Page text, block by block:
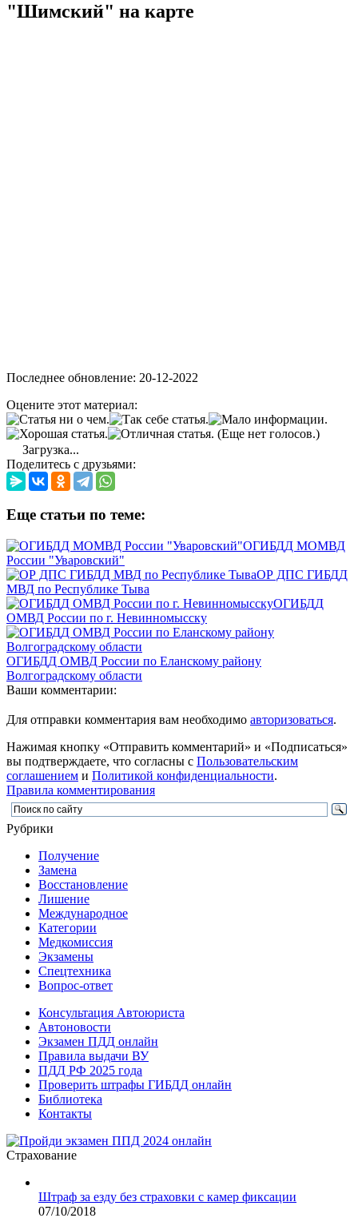
"Шимский" на карте
Последнее обновление: 20-12-2022
Оцените этот материал:
(Еще нет голосов.)
Загрузка...
Поделитесь с друзьями:
Еще статьи по теме:
ОГИБДД МОМВД
России "Уваровский"
ОР ДПС ГИБДД
МВД по Республике Тыва
ОГИБДД
ОМВД России по г. Невинномысску
ОГИБДД ОМВД России по Еланскому району
Волгоградскому области
Ваши комментарии:
Для отправки комментария вам необходимо авторизоваться.
Нажимая кнопку «Отправить комментарий» и «Подписаться»
вы подтверждаете, что согласны с Пользовательским
соглашением и Политикой конфиденциальности.
Правила комментирования
Рубрики
Получение
Замена
Восстановление
Лишение
Международное
Категории
Медкомиссия
Экзамены
Спецтехника
Вопрос-ответ
Консультация Автоюриста
Автоновости
Экзамен ПДД онлайн
Правила выдачи ВУ
ПДД РФ 2025 года
Проверить штрафы ГИБДД онлайн
Библиотека
Контакты
Страхование
Штраф за езду без страховки с камер фиксации
07/10/2018